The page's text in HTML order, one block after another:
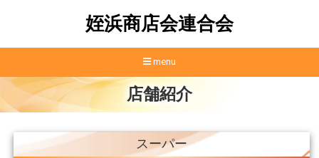
姪浜商店会連合会
menu
店舗紹介
スーパー